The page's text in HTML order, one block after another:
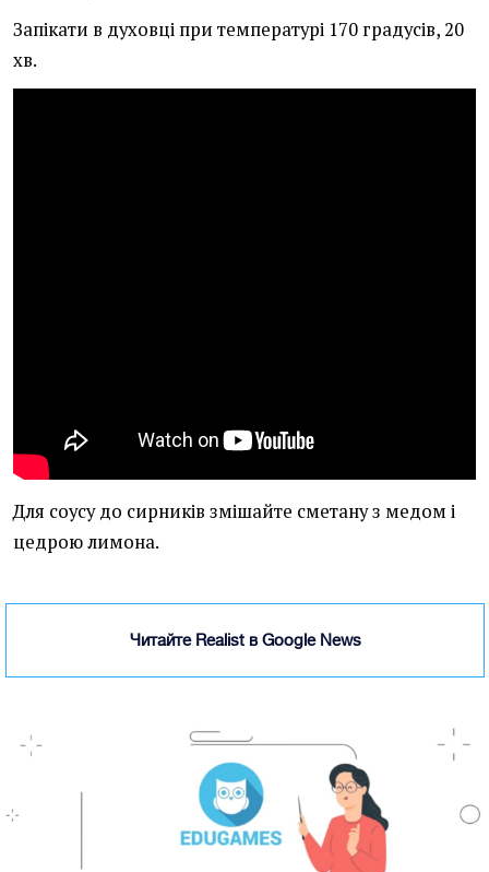
Запікати в духовці при температурі 170 градусів, 20
хв.
Для соусу до сирників змішайте сметану з медом і
цедрою лимона.
Читайте Realist в Google News